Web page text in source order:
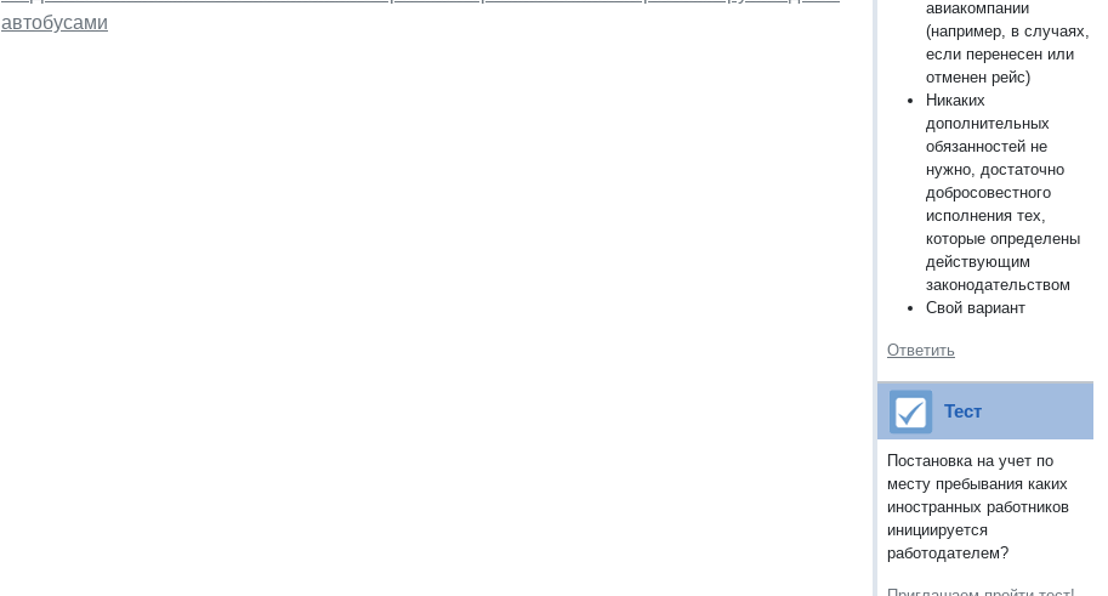
автобусами
авиакомпании
(например, в случаях,
если перенесен или
отменен рейс)
Никаких
дополнительных
обязанностей не
нужно, достаточно
добросовестного
исполнения тех,
которые определены
действующим
законодательством
Свой вариант
Ответить
Тест
Постановка на учет по
месту пребывания каких
иностранных работников
инициируется
работодателем?